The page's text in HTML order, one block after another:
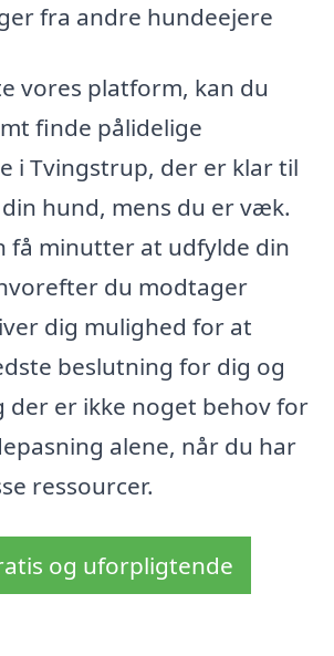
fra andre hundeejere
vores platform, kan du
finde pålidelige
i Tvingstrup, der er klar til
hund, mens du er væk.
få minutter at udfylde din
du modtager
dig mulighed for at
beslutning for dig og
der er ikke noget behov for
alene, når du har
ressourcer.
og uforpligtende